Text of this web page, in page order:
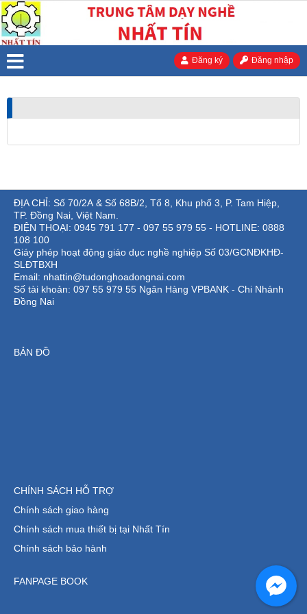
Đăng ký Đăng nhập
ĐỊA CHỈ: Số 70/2A & Số 68B/2, Tổ 8, Khu phố 3, P. Tam Hiệp,
TP. Đồng Nai, Việt Nam.
ĐIỆN THOẠI: 0945 791 177 - 097 55 979 55 - HOTLINE: 0888
108 100
Giáy phép hoạt động giáo dục nghề nghiệp Số 03/GCNĐKHĐ-
SLĐTBXH
Email: nhattin@tudonghoadongnai.com
Số tài khoản: 097 55 979 55 Ngân Hàng VPBANK - Chi Nhánh
Đồng Nai
BẢN ĐỒ
CHÍNH SÁCH HỖ TRỢ
Chính sách giao hàng
Chính sách mua thiết bị tại Nhất Tín
Chính sách bảo hành
FANPAGE BOOK